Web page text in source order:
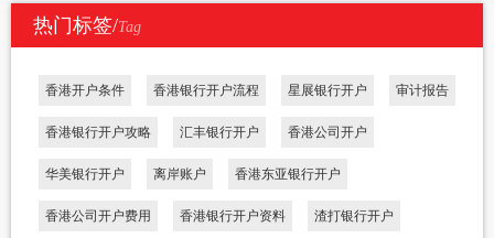
热门标签/Tag
香港开户条件 香港银行开户流程 星展银行开户 审计报告
香港银行开户攻略 汇丰银行开户 香港公司开户
华美银行开户 离岸账户 香港东亚银行开户
香港公司开户费用 香港银行开户资料 渣打银行开户